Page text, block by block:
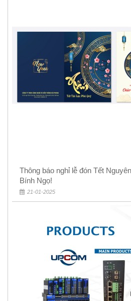
Thông báo nghỉ lễ đón Tết
Bính Ngọ!
21-01-2025